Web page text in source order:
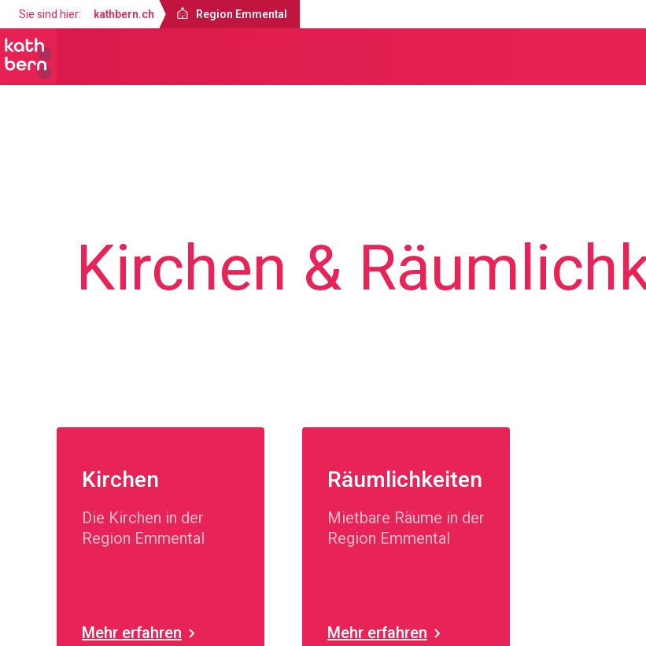
Sie sind hier: kathbern.ch Region Emmental
Kirchen &
Kirchen
Die Kirchen in der
Region Emmental
Mehr erfahren
Räumlichkeiten
Mietbare Räume in der
Region Emmental
Mehr erfahren